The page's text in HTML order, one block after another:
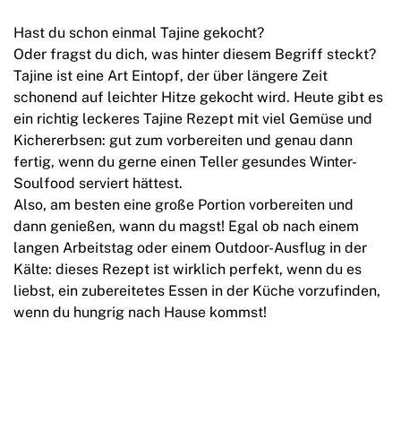
Hast du schon einmal Tajine gekocht?
Oder fragst du dich, was hinter diesem Begriff steckt?
Tajine ist eine Art Eintopf, der über längere Zeit
schonend auf leichter Hitze gekocht wird. Heute gibt es
ein richtig leckeres Tajine Rezept mit viel Gemüse und
Kichererbsen: gut zum vorbereiten und genau dann
fertig, wenn du gerne einen Teller gesundes Winter-
Soulfood serviert hättest.
Also, am besten eine große Portion vorbereiten und
dann genießen, wann du magst! Egal ob nach einem
langen Arbeitstag oder einem Outdoor-Ausflug in der
Kälte: dieses Rezept ist wirklich perfekt, wenn du es
liebst, ein zubereitetes Essen in der Küche vorzufinden,
wenn du hungrig nach Hause kommst!